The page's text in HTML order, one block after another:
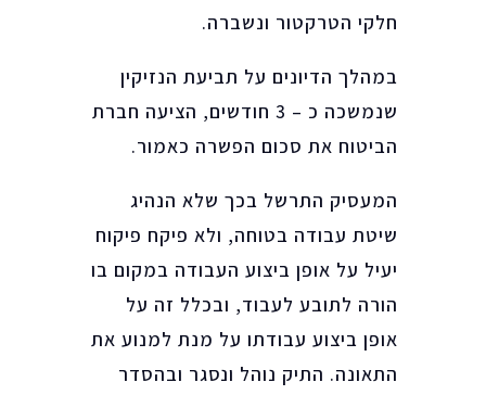
חלקי הטרקטור ונשברה.
במהלך הדיונים על תביעת הנזיקין
שנמשכה כ – 3 חודשים, הציעה חברת
הביטוח את סכום הפשרה כאמור.
המעסיק התרשל בכך שלא הנהיג
שיטת עבודה בטוחה, ולא פיקח פיקוח
יעיל על אופן ביצוע העבודה במקום בו
הורה לתובע לעבוד, ובכלל זה על
אופן ביצוע עבודתו על מנת למנוע את
התאונה. התיק נוהל ונסגר ובהסדר